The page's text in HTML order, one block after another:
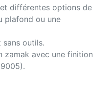
différentes options de
plafond ou une
sans outils.
zamak avec une finition